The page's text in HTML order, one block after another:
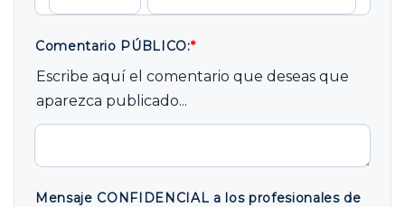
Comentario PÚBLICO:*
Escribe aquí el comentario que deseas que
aparezca publicado...
Mensaje CONFIDENCIAL a los profesionales de